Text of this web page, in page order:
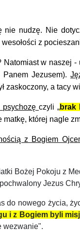
nie nudzę. Nie
z
Natomiast w naszej -
Panem Jezusem).
a tacy
psychozę czyli „brak
której nagle
z Bogiem
Bożej Pokoju z
do nowego życia,
i z Bogiem byli
wezwanie".